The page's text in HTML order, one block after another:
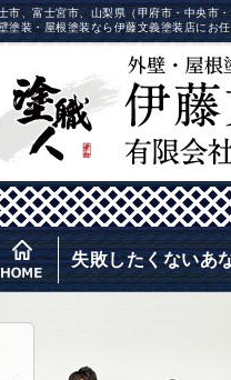
市、富士宮市、山梨県（甲府市・中央市
塗装・屋根塗装なら伊藤文義塗装店にお
失敗したくないあ